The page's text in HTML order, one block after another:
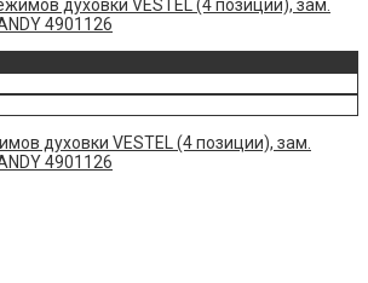
духовки VESTEL (4 позиции), зам.
4901126